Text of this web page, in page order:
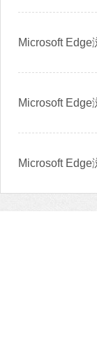
Microsoft Edge
Microsoft Edge
Microsoft Edge